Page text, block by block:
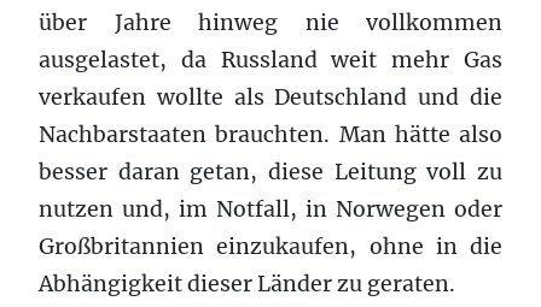
über Jahre hinweg nie vollkommen
ausgelastet, da Russland weit mehr Gas
verkaufen wollte als Deutschland und die
Nachbarstaaten brauchten. Man hätte also
besser daran getan, diese Leitung voll zu
nutzen und, im Notfall, in Norwegen oder
Großbritannien einzukaufen, ohne in die
Abhängigkeit dieser Länder zu geraten.